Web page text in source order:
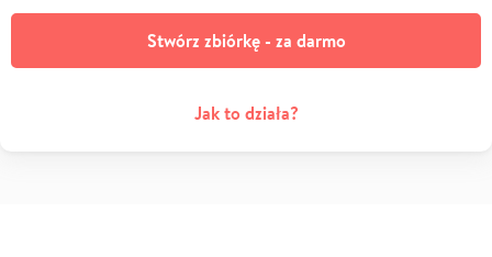
Stwórz zbiórkę - za darmo
Jak to działa?